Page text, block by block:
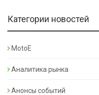
Категории новостей
MotoE
Аналитика рынка
Анонсы событий